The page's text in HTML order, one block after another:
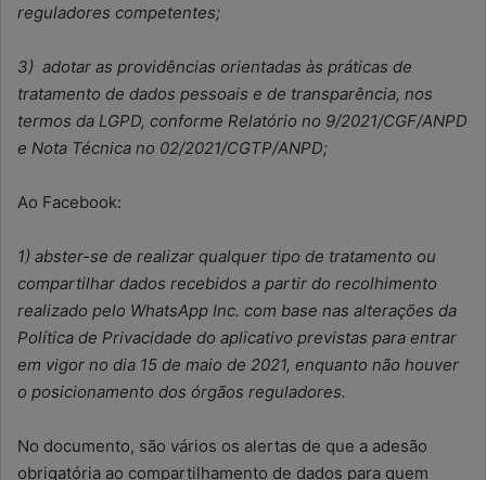
reguladores competentes;
3) adotar as providências orientadas às práticas de
tratamento de dados pessoais e de transparência, nos
termos da LGPD, conforme Relatório no 9/2021/CGF/ANPD
e Nota Técnica no 02/2021/CGTP/ANPD;
Ao Facebook:
1) abster-se de realizar qualquer tipo de tratamento ou
compartilhar dados recebidos a partir do recolhimento
realizado pelo WhatsApp Inc. com base nas alterações da
Política de Privacidade do aplicativo previstas para entrar
em vigor no dia 15 de maio de 2021, enquanto não houver
o posicionamento dos órgãos reguladores.
No documento, são vários os alertas de que a adesão
obrigatória ao compartilhamento de dados para quem